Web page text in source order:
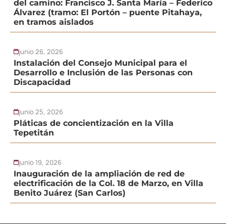
del camino: Francisco J. Santa María – Federico
Álvarez (tramo: El Portón – puente Pitahaya,
en tramos aislados
junio 26, 2026
Instalación del Consejo Municipal para el
Desarrollo e Inclusión de las Personas con
Discapacidad
junio 25, 2026
Pláticas de concientización en la Villa
Tepetitán
junio 19, 2026
Inauguración de la ampliación de red de
electrificación de la Col. 18 de Marzo, en Villa
Benito Juárez (San Carlos)